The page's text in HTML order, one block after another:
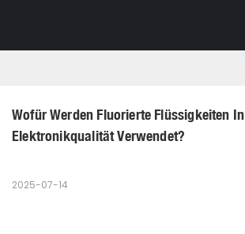
Wofür Werden Fluorierte Flüssigkeiten In
Elektronikqualität Verwendet?
2025-07-14